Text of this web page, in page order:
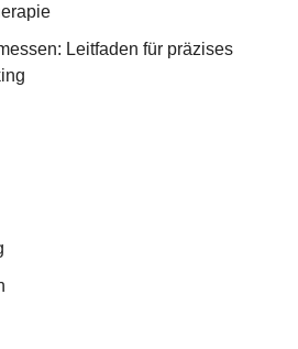
Leitfaden für präzises